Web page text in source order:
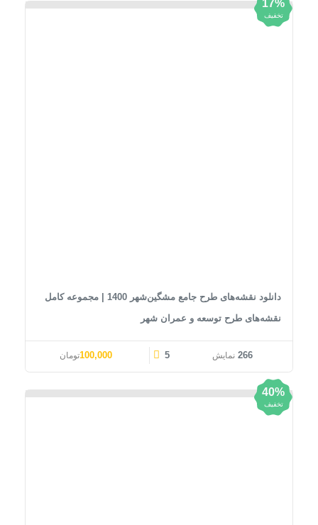
17%
تخفیف
دانلود نقشه‌های طرح جامع مشگین‌شهر 1400 | مجموعه کامل
نقشه‌های طرح توسعه و عمران شهر
266 نمایش 5 قیمت اصلی: 120,000تومان بود.
100,000تومان
40%
تخفیف